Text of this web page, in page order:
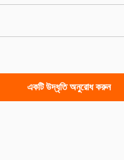
একটি উদ্ধৃতি অনুরোধ করুন